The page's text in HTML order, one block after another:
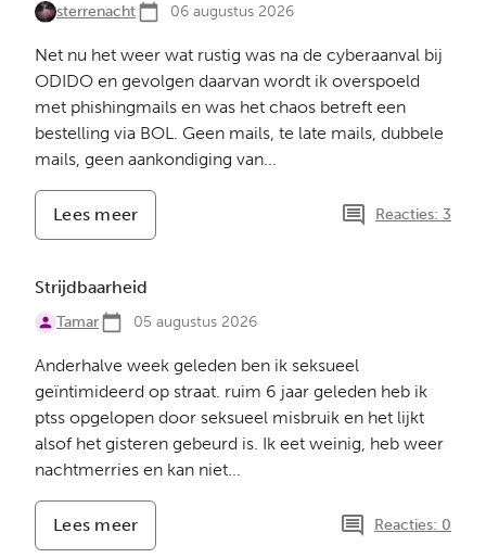
sterrenacht 06 augustus 2026
Net nu het weer wat rustig was na de cyberaanval bij
ODIDO en gevolgen daarvan wordt ik overspoeld
met phishingmails en was het chaos betreft een
bestelling via BOL. Geen mails, te late mails, dubbele
mails, geen aankondiging van...
Lees meer
Datalekken
Reacties: 3
Strijdbaarheid
Tamar 05 augustus 2026
Anderhalve week geleden ben ik seksueel
geïntimideerd op straat. ruim 6 jaar geleden heb ik
ptss opgelopen door seksueel misbruik en het lijkt
alsof het gisteren gebeurd is. Ik eet weinig, heb weer
nachtmerries en kan niet...
Lees meer
Strijdbaarheid
Reacties: 0